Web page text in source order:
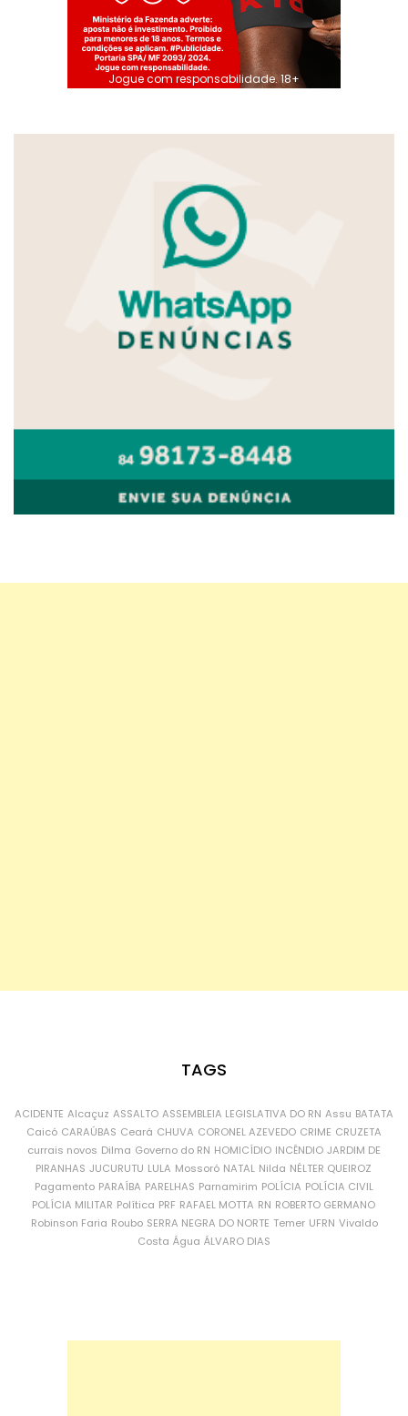
Jogue com responsabilidade. 18+
TAGS
ACIDENTE Alcaçuz ASSALTO ASSEMBLEIA LEGISLATIVA DO RN Assu BATATA
Caicó CARAÚBAS Ceará CHUVA CORONEL AZEVEDO CRIME CRUZETA
currais novos Dilma Governo do RN HOMICÍDIO INCÊNDIO JARDIM DE
PIRANHAS JUCURUTU LULA Mossoró NATAL Nilda NÉLTER QUEIROZ
Pagamento PARAÍBA PARELHAS Parnamirim POLÍCIA POLÍCIA CIVIL
POLÍCIA MILITAR Política PRF RAFAEL MOTTA RN ROBERTO GERMANO
Robinson Faria Roubo SERRA NEGRA DO NORTE Temer UFRN Vivaldo
Costa Água ÁLVARO DIAS